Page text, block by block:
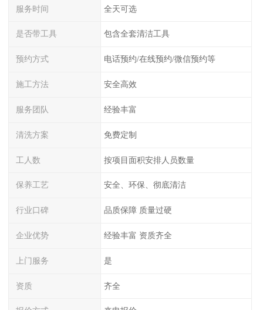
服务时间 全天可选
是否带工具 包含全套清洁工具
预约方式 电话预约/在线预约/微信预约等
施工方法 安全高效
服务团队 经验丰富
清洗方案 免费定制
工人数 按项目面积安排人员数量
保养工艺 安全、环保、彻底清洁
行业口碑 品质保障 质量过硬
企业优势 经验丰富 资质齐全
上门服务 是
资质 齐全